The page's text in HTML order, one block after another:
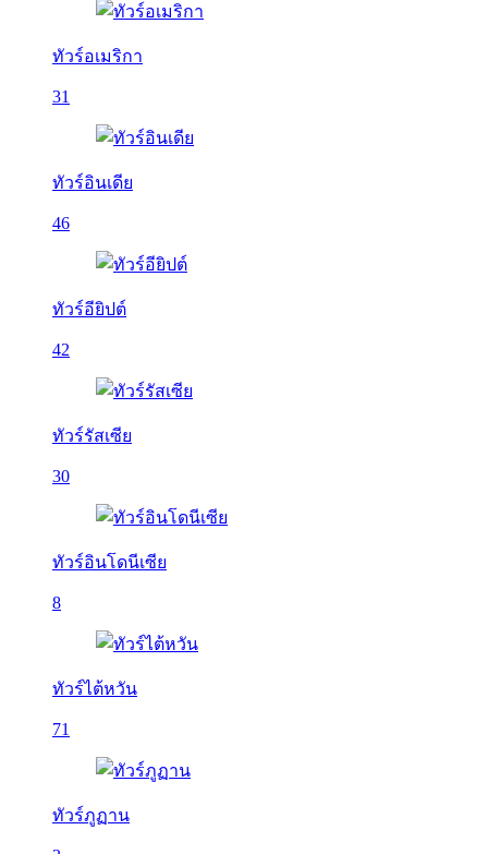
ทัวร์อเมริกา
31
ทัวร์อินเดีย
46
ทัวร์อียิปต์
42
ทัวร์รัสเซีย
30
ทัวร์อินโดนีเซีย
8
ทัวร์ไต้หวัน
71
ทัวร์ภูฏาน